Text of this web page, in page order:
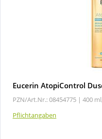
Eucerin AtopiControl
PZN/Art.Nr.: 08454775 | 400
Pflichtangaben